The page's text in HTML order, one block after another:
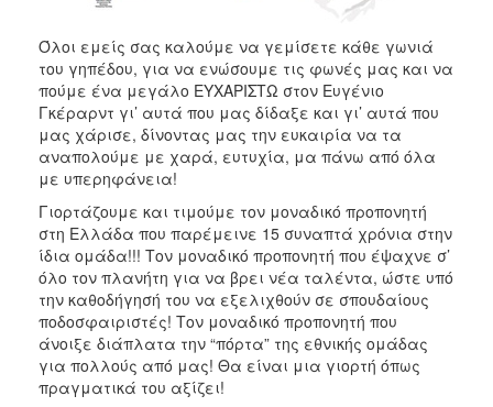
Όλοι εμείς σας καλούμε να γεμίσετε κάθε γωνιά
του γηπέδου, για να ενώσουμε τις φωνές μας και να
πούμε ένα μεγάλο ΕΥΧΑΡΙΣΤΩ στον Ευγένιο
Γκέραρντ γι’ αυτά που μας δίδαξε και γι’ αυτά που
μας χάρισε, δίνοντας μας την ευκαιρία να τα
αναπολούμε με χαρά, ευτυχία, μα πάνω από όλα
με υπερηφάνεια!
Γιορτάζουμε και τιμούμε τον μοναδικό προπονητή
στη Ελλάδα που παρέμεινε 15 συναπτά χρόνια στην
ίδια ομάδα!!! Τον μοναδικό προπονητή που έψαχνε σ’
όλο τον πλανήτη για να βρει νέα ταλέντα, ώστε υπό
την καθοδήγησή του να εξελιχθούν σε σπουδαίους
ποδοσφαιριστές! Τον μοναδικό προπονητή που
άνοιξε διάπλατα την “πόρτα” της εθνικής ομάδας
για πολλούς από μας! Θα είναι μια γιορτή όπως
πραγματικά του αξίζει!